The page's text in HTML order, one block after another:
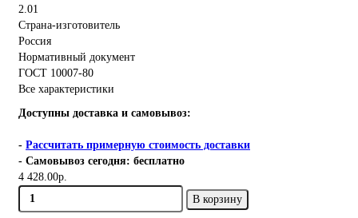
2.01
Страна-изготовитель
Россия
Нормативный документ
ГОСТ 10007-80
Все характеристики
Доступны доставка и самовывоз:
- Рассчитать примерную стоимость доставки
- Самовывоз сегодня: бесплатно
4 428.00р.
В корзину